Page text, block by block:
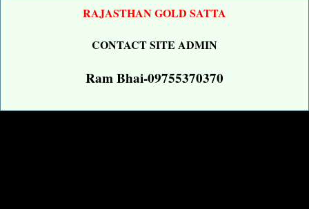
RAJASTHAN GOLD SATTA
CONTACT SITE ADMIN
Ram Bhai-09755370370